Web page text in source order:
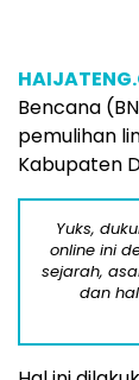
Bencana
pemulihan
Kabupaten
Yuks,
online ini
sejarah,
dan